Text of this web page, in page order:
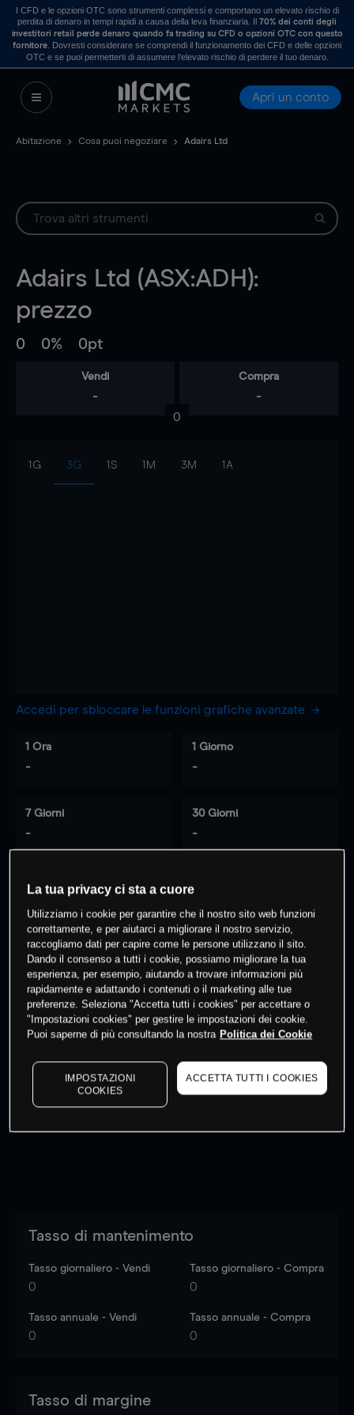
I CFD e le opzioni OTC sono strumenti complessi e comportano un elevato rischio di
perdita di denaro in tempi rapidi a causa della leva finanziaria. Il70% dei conti degli
investitori retail perde denaro quando fa trading su CFD o opzioni OTC con questo
fornitore . Dovresti considerare se comprendi il funzionamento dei CFD e delle opzioni
OTC e se puoi permetterti di assumere l’elevato rischio di perdere il tuo denaro.
Apri un conto
Abitazione Cosa puoi negoziare Adairs Ltd
Adairs Ltd (ASX:ADH):
prezzo
0 0% 0pt
Vendi
-
Compra
-
0
1G 3G 1S 1M 3M 1A
Accedi per sbloccare le funzioni grafiche avanzate
1 Ora
-
1 Giorno
-
7 Giorni
-
30 Giorni
-
% dei clienti hanno posizioni
questo prodotto
Fai trading
I prezzi sono solo indicativi. Accediper vedere gli ultimi
dati di mercato
to see latest market data
Tasso di mantenimento
Tasso giornaliero - Vendi
0
Tasso giornaliero - Compra
0
Tasso annuale - Vendi
0
Tasso annuale - Compra
0
Tasso di margine
La tua privacy ci sta a cuore
Utilizziamo i cookie per garantire che il nostro sito web funzioni
correttamente, e per aiutarci a migliorare il nostro servizio,
raccogliamo dati per capire come le persone utilizzano il sito.
Dando il consenso a tutti i cookie, possiamo migliorare la tua
esperienza, per esempio, aiutando a trovare informazioni più
rapidamente e adattando i contenuti o il marketing alle tue
preferenze. Seleziona "Accetta tutti i cookies" per accettare o
"Impostazioni cookies" per gestire le impostazioni dei cookie.
Puoi saperne di più consultando la nostra Politica dei Cookie
IMPOSTAZIONI
COOKIES
ACCETTA TUTTI I COOKIES